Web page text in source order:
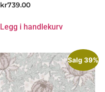
kr739.00
Legg i handlekurv
Salg 39%